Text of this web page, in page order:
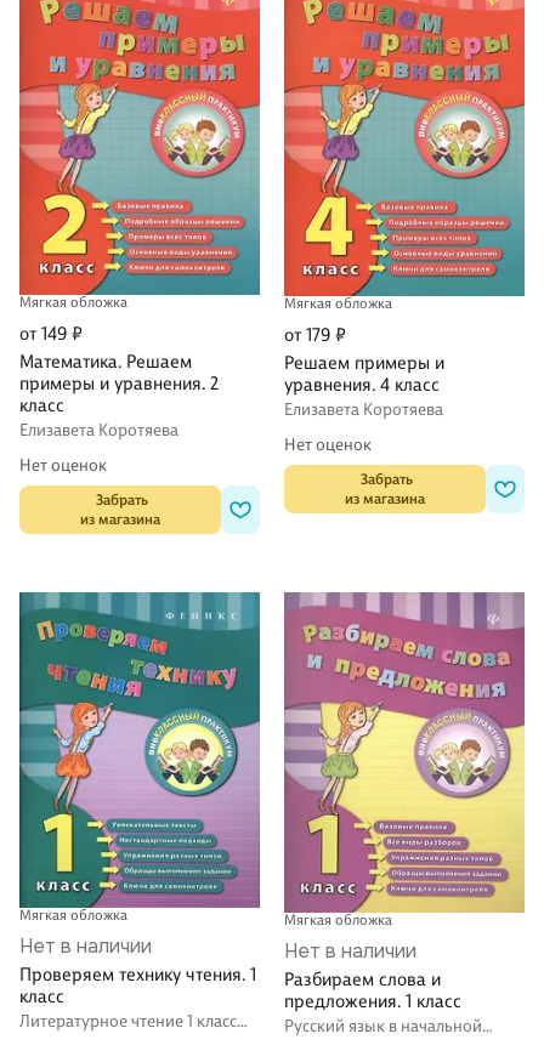
Мягкая обложка
от 149 ₽
Математика. Решаем
примеры и уравнения. 2
класс
Елизавета Коротяева
Нет оценок
Забрать
из магазина
Мягкая обложка
от 179 ₽
Решаем примеры и
уравнения. 4 класс
Елизавета Коротяева
Нет оценок
Забрать
из магазина
Мягкая обложка
Нет в наличии
Проверяем технику чтения. 1
класс
Литературное чтение 1 класс
Мягкая обложка
Нет в наличии
Разбираем слова и
предложения. 1 класс
Русский язык в начальной